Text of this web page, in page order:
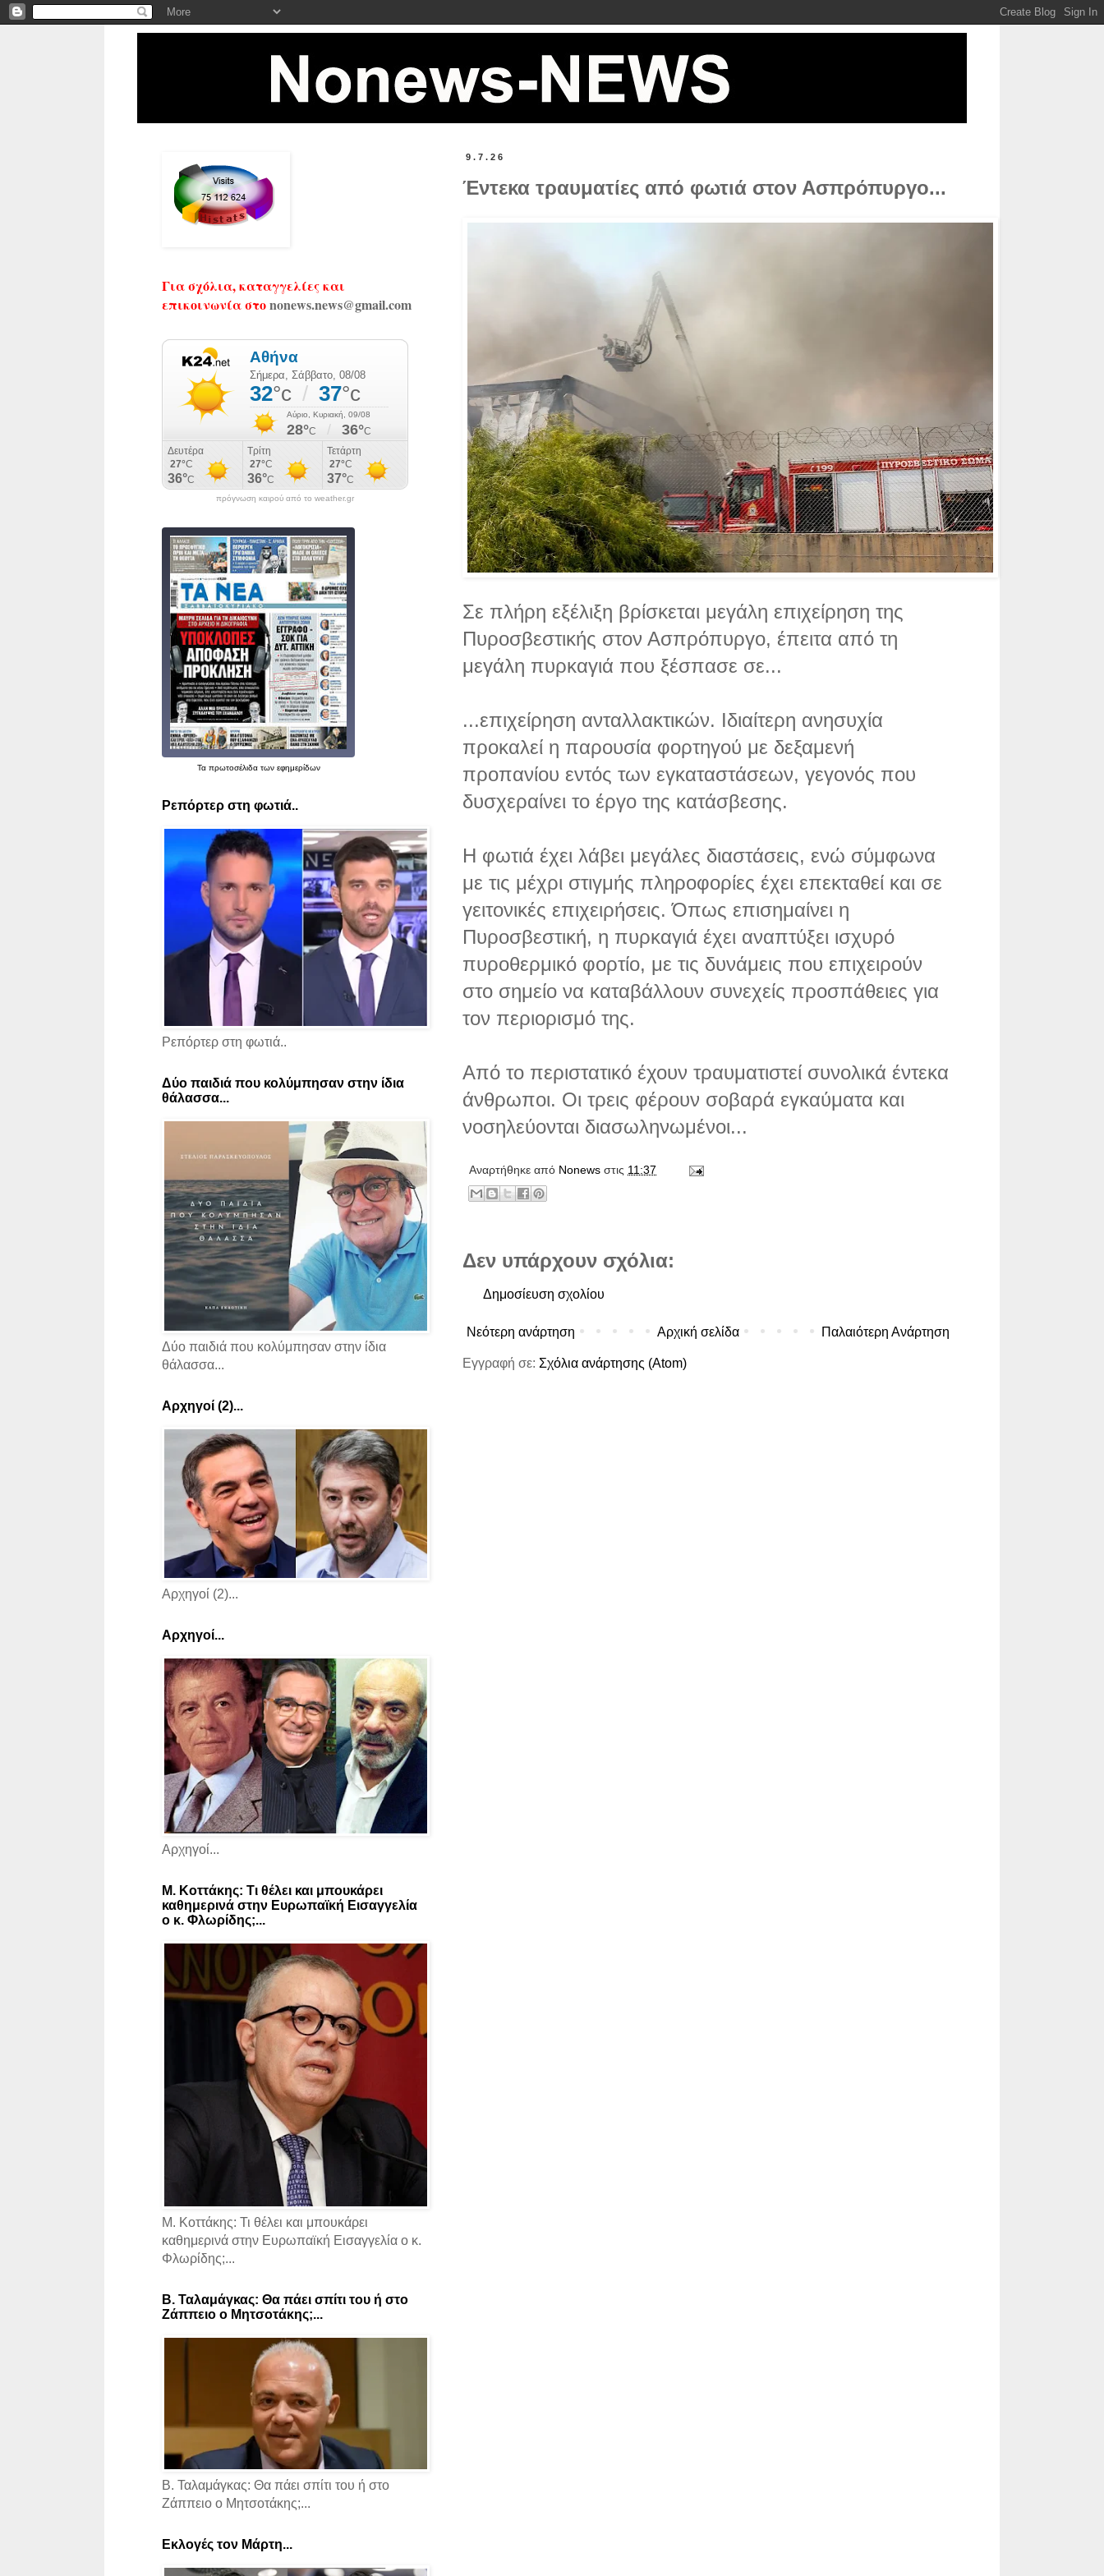
9.7.26
Έντεκα τραυματίες από φωτιά στον Ασπρόπυργο...
Σε πλήρη εξέλιξη βρίσκεται μεγάλη επιχείρηση της
Πυροσβεστικής στον Ασπρόπυργο, έπειτα από τη
μεγάλη πυρκαγιά που ξέσπασε σε...
...επιχείρηση ανταλλακτικών. Ιδιαίτερη ανησυχία
προκαλεί η παρουσία φορτηγού με δεξαμενή
προπανίου εντός των εγκαταστάσεων, γεγονός που
δυσχεραίνει το έργο της κατάσβεσης.
Η φωτιά έχει λάβει μεγάλες διαστάσεις, ενώ σύμφωνα
με τις μέχρι στιγμής πληροφορίες έχει επεκταθεί και σε
γειτονικές επιχειρήσεις. Όπως επισημαίνει η
Πυροσβεστική, η πυρκαγιά έχει αναπτύξει ισχυρό
πυροθερμικό φορτίο, με τις δυνάμεις που επιχειρούν
στο σημείο να καταβάλλουν συνεχείς προσπάθειες για
τον περιορισμό της.
Από το περιστατικό έχουν τραυματιστεί συνολικά έντεκα
άνθρωποι. Οι τρεις φέρουν σοβαρά εγκαύματα και
νοσηλεύονται διασωληνωμένοι...
Αναρτήθηκε από Νonews στις 11:37
Δεν υπάρχουν σχόλια:
Δημοσίευση σχολίου
Νεότερη ανάρτηση Παλαιότερη Ανάρτηση
Αρχική σελίδα
Εγγραφή σε: Σχόλια ανάρτησης (Atom)
Για σχόλια, καταγγελίες και
επικοινωνία στοnonews.news@gmail.com
πρόγνωση καιρού από το weather.gr
Τα πρωτοσέλιδατων εφημερίδων
Ρεπόρτερ στη φωτιά..
Ρεπόρτερ στη φωτιά..
Δύο παιδιά που κολύμπησαν στην ίδια
θάλασσα...
Δύο παιδιά που κολύμπησαν στην ίδια
θάλασσα...
Αρχηγοί (2)...
Αρχηγοί (2)...
Αρχηγοί...
Αρχηγοί...
Μ. Κοττάκης: Τι θέλει και μπουκάρει
καθημερινά στην Ευρωπαϊκή Εισαγγελία
ο κ. Φλωρίδης;...
Μ. Κοττάκης: Τι θέλει και μπουκάρει
καθημερινά στην Ευρωπαϊκή Εισαγγελία ο κ.
Φλωρίδης;...
Β. Ταλαμάγκας: Θα πάει σπίτι του ή στο
Ζάππειο ο Μητσοτάκης;...
Β. Ταλαμάγκας: Θα πάει σπίτι του ή στο
Ζάππειο ο Μητσοτάκης;...
Εκλογές τον Μάρτη...